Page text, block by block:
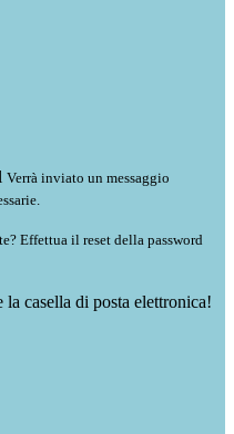
Verrà inviato un messaggio
Effettua il reset della password
casella di posta elettronica!